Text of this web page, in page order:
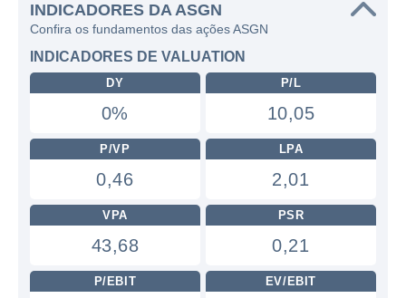
INDICADORES DA ASGN
Confira os fundamentos das ações ASGN
INDICADORES DE VALUATION
DY
0%
P/L
10,05
P/VP
0,46
LPA
2,01
VPA
43,68
PSR
0,21
P/EBIT EV/EBIT